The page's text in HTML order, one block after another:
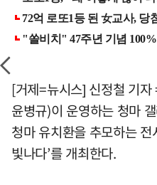
[거제=뉴시스] 신정철 기
윤병규)이 운영하는 청마
청마 유치환을 추모하는
빛나다’를 개최한다.